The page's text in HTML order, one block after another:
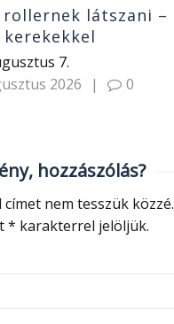
látszani –
kerekekkel
7.
2026
| 0
hozzászólás?
címet nem tesszük közzé.
* karakterrel jelöljük.